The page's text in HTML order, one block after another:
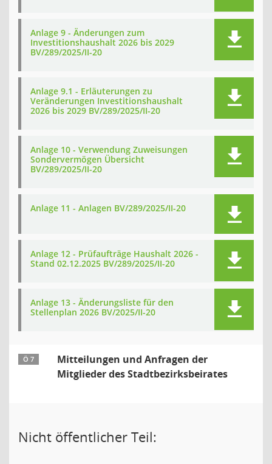
Anlage 9 - Änderungen zum
Investitionshaushalt 2026 bis 2029
BV/289/2025/II-20
Anlage 9.1 - Erläuterungen zu
Veränderungen Investitionshaushalt
2026 bis 2029 BV/289/2025/II-20
Anlage 10 - Verwendung Zuweisungen
Sondervermögen Übersicht
BV/289/2025/II-20
Anlage 11 - Anlagen BV/289/2025/II-20
Anlage 12 - Prüfaufträge Haushalt 2026 -
Stand 02.12.2025 BV/289/2025/II-20
Anlage 13 - Änderungsliste für den
Stellenplan 2026 BV/2025/II-20
Ö 7
Mitteilungen und Anfragen der
Mitglieder des Stadtbezirksbeirates
Nicht öffentlicher Teil: